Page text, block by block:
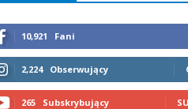
10,921 Fani
2,224 Obserwujący
265 Subskrybujący